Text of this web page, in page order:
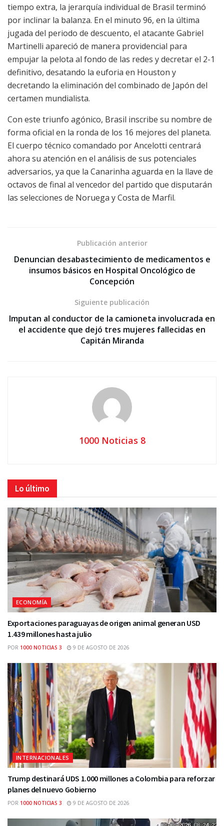
tiempo extra, la jerarquía individual de Brasil terminó
por inclinar la balanza. En el minuto 96, en la última
jugada del periodo de descuento, el atacante Gabriel
Martinelli apareció de manera providencial para
empujar la pelota al fondo de las redes y decretar el 2-1
definitivo, desatando la euforia en Houston y
decretando la eliminación del combinado de Japón del
certamen mundialista.
Con este triunfo agónico, Brasil inscribe su nombre de
forma oficial en la ronda de los 16 mejores del planeta.
El cuerpo técnico comandado por Ancelotti centrará
ahora su atención en el análisis de sus potenciales
adversarios, ya que la Canarinha aguarda en la llave de
octavos de final al vencedor del partido que disputarán
las selecciones de Noruega y Costa de Marfil.
Publicación anterior
Denuncian desabastecimiento de medicamentos e
insumos básicos en Hospital Oncológico de
Concepción
Siguiente publicación
Imputan al conductor de la camioneta involucrada en
el accidente que dejó tres mujeres fallecidas en
Capitán Miranda
1000 Noticias 8
Lo último
ECONOMÍA
Exportaciones paraguayas de origen animal generan USD
1.439 millones hasta julio
POR 1000 NOTICIAS 3 9 DE AGOSTO DE 2026
INTERNACIONALES
Trump destinará UDS 1.000 millones a Colombia para reforzar
planes del nuevo Gobierno
POR 1000 NOTICIAS 3 9 DE AGOSTO DE 2026